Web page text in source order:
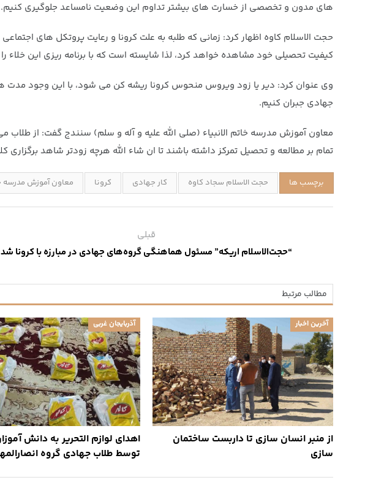
های مدون و تخصصی از خسارت های بیشتر تداوم این وضعیت نامساعد جلوگیری کنیم.
حجت الاسلام کاوه اظهار کرد: زمانی که طلبه به علت کرونا و رعایت پروتکل های
کیفیت تحصیلی خود مشاهده خواهد کرد، لذا شایسته است که با برنامه ریزی این خلاء
وی عنوان کرد: دیر یا زود ویروس منحوس کرونا ریشه کن می شود، با این وجود مدت ها
جهادی جبران کنیم.
معاون آموزش مدرسه خاتم الانبیاء (صلی الله علیه و آله و سلم) سنندج گفت: از
تمام بر مطالعه و تحصیل تمرکز داشته باشند تا ان شاء الله هرچه زودتر شاهد
برچسب ها حجت الاسلام سجاد کاوه کار جهادی کرونا معاون آموزش مدرسه
قبلی
“حجت‌الاسلام اریکه” مسئول هماهنگی گروه‌های جهادی در مبارزه با کرونا شد
مطالب مرتبط
آخرین اخبار
از منبر انسان سازی تا داربست ساختمان
سازی
آذربایجان غربی
اهدای لوازم التحریر به دانش
توسط طلاب جهادی گروه